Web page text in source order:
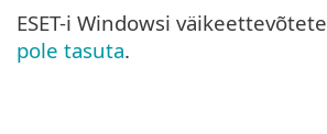
ESET-i Windowsi väikeettevõtete
pole tasuta.